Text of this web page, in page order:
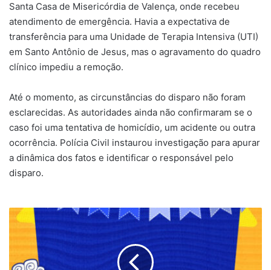
Santa Casa de Misericórdia de Valença, onde recebeu
atendimento de emergência. Havia a expectativa de
transferência para uma Unidade de Terapia Intensiva (UTI)
em Santo Antônio de Jesus, mas o agravamento do quadro
clínico impediu a remoção.
Até o momento, as circunstâncias do disparo não foram
esclarecidas. As autoridades ainda não confirmaram se o
caso foi uma tentativa de homicídio, um acidente ou outra
ocorrência. Polícia Civil instaurou investigação para apurar
a dinâmica dos fatos e identificar o responsável pelo
disparo.
festa
hora